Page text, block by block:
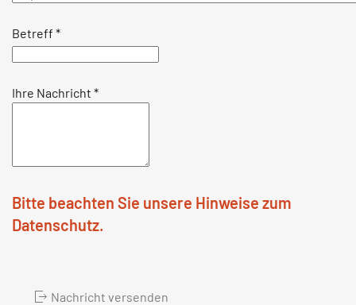
Betreff *
Ihre Nachricht *
Bitte beachten Sie unsere Hinweise zum
Datenschutz.
Nachricht versenden